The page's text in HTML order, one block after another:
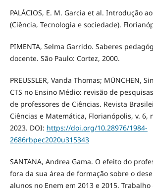
PALÁCIOS, E. M. Garcia et al. Introdução
(Ciência, Tecnologia e sociedade).
PIMENTA, Selma Garrido. Saberes
docente. São Paulo: Cortez, 2000.
PREUSSLER, Vanda Thomas; MÜNCHEN,
CTS no Ensino Médio: revisão de
de professores de Ciências. Revista
Ciências e Matemática, Florianópolis, v. 6,
2023. DOI: https://doi.org/10.28976/1984-
2686rbpec2020u315343
SANTANA, Andrea Gama. O efeito do
fora da sua área de formação sobre o
alunos no Enem em 2013 e 2015.